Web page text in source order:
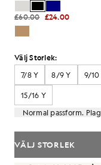
£60.00 £24.00
Välj Storlek:
7/8 Y
8/9 Y 9/10
15/16 Y
Normal passform.
VÄLJ STORLEK